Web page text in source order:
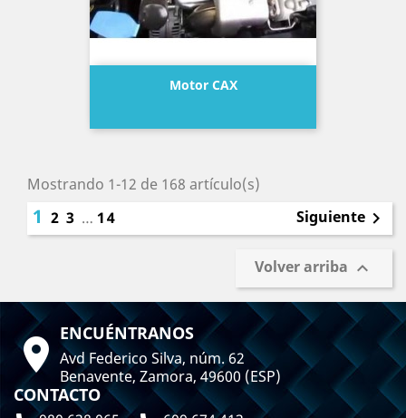
Motor CAX
Mostrando 1-12 de 168 artículo(s)
1 2 3 … 14 Siguiente 
Volver arriba 
 ENCUÉNTRANOS
Avd Federico Silva, núm. 62
Benavente, Zamora, 49600 (ESP)
CONTACTO